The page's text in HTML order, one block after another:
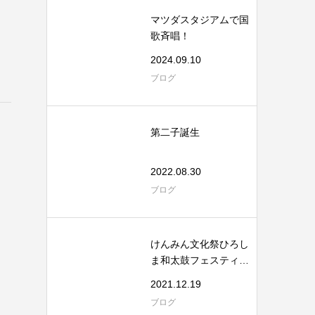
マツダスタジアムで国
歌斉唱！
2024.09.10
ブログ
第二子誕生
2022.08.30
ブログ
けんみん文化祭ひろし
ま和太鼓フェスティバ
2021.12.19
ブログ